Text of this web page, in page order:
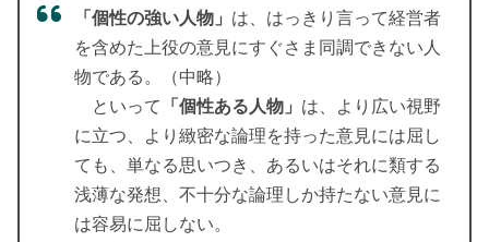
「個性の強い人物」 は、はっきり言って経営者
を含めた上役の意見にすぐさま同調できない人
物である。（中略）
といって
「個性ある人物」 は、より広い視野
に立つ、より緻密な論理を持った意見には屈し
ても、単なる思いつき、あるいはそれに類する
浅薄な発想、不十分な論理しか持たない意見に
は容易に屈しない。